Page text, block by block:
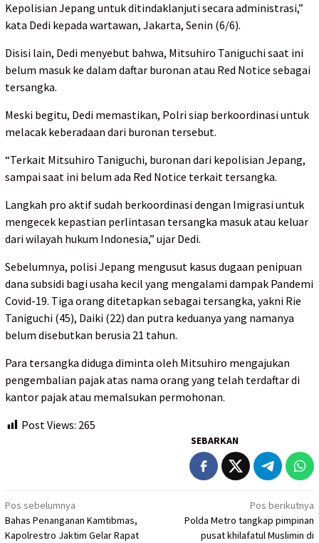
Kepolisian Jepang untuk ditindaklanjuti secara administrasi,”
kata Dedi kepada wartawan, Jakarta, Senin (6/6).
Disisi lain, Dedi menyebut bahwa, Mitsuhiro Taniguchi saat ini
belum masuk ke dalam daftar buronan atau Red Notice sebagai
tersangka.
Meski begitu, Dedi memastikan, Polri siap berkoordinasi untuk
melacak keberadaan dari buronan tersebut.
“Terkait Mitsuhiro Taniguchi, buronan dari kepolisian Jepang,
sampai saat ini belum ada Red Notice terkait tersangka.
Langkah pro aktif sudah berkoordinasi dengan Imigrasi untuk
mengecek kepastian perlintasan tersangka masuk atau keluar
dari wilayah hukum Indonesia,” ujar Dedi.
Sebelumnya, polisi Jepang mengusut kasus dugaan penipuan
dana subsidi bagi usaha kecil yang mengalami dampak Pandemi
Covid-19. Tiga orang ditetapkan sebagai tersangka, yakni Rie
Taniguchi (45), Daiki (22) dan putra keduanya yang namanya
belum disebutkan berusia 21 tahun.
Para tersangka diduga diminta oleh Mitsuhiro mengajukan
pengembalian pajak atas nama orang yang telah terdaftar di
kantor pajak atau memalsukan permohonan.
Post Views: 265
SEBARKAN
Navigasi
pos
Pos sebelumnya
Bahas Penanganan Kamtibmas,
Kapolrestro Jaktim Gelar Rapat
Pos berikutnya
Polda Metro tangkap pimpinan
pusat khilafatul Muslimin di